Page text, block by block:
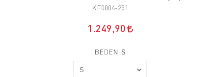
KF0004-251
1.249,90
BEDEN: S